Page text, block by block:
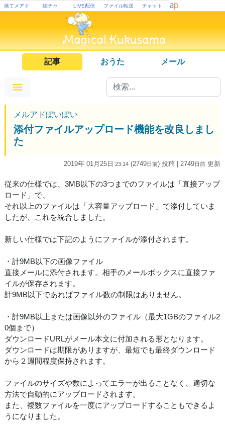
捨てメアド 絵チャ LIVE配信 ファイル転送 チャット
記事 おうた メール
メルアドぽいぽい
添付ファイルアップロード機能を改良しまし
た
2019年 01月25日 23:14 (2749日前) 投稿 | 2749日前 更新
従来の仕様では、3MB以下の3つまでのファイルは「直接アップ
ロード」で、
それ以上のファイルは「大容量アップロード」で添付していま
したが、これを統合しました。
新しい仕様では下記のようにファイルが添付されます。
・計9MB以下の画像ファイル
直接メールに添付されます。相手のメールボックスに直接ファ
イルが保存されます。
計9MB以下であればファイル数の制限はありません。
・計9MB以上または画像以外のファイル（最大1GBのファイル2
0個まで）
ダウンロードURLがメール本文に付加される形となります。
ダウンロードは期限がありますが、最短でも最終ダウンロード
から２週間程度保持されます。
ファイルのサイズや数によってエラーが出ることなく、適切な
方法で自動的にアップロードされます。
また、複数ファイルを一度にアップロードすることもできるよ
うになりました。